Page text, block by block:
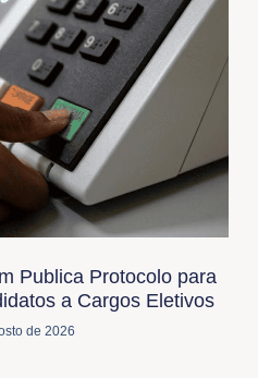
Publica Protocolo para
a Cargos Eletivos
de 2026